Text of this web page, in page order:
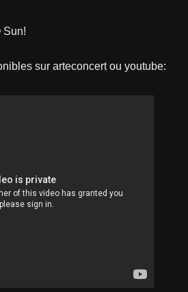
Sun!
sur arteconcert ou youtube: